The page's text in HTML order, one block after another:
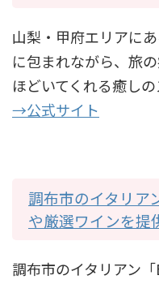
山梨・甲府エリアに
に包まれながら、旅
ほどいてくれる癒しの
→公式サイト
調布市のイタリア
や厳選ワインを提
調布市のイタリアン「